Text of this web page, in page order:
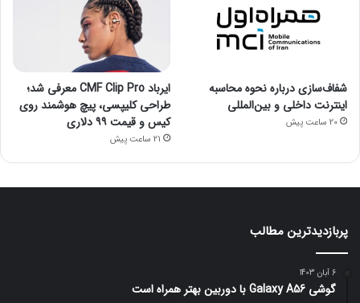
شفاف‌سازی درباره نحوه محاسبه
اینترنت داخلی و بین‌المللی
20 ساعت پیش
ایرباد CMF Clip Pro معرفی شد؛
طراحی کلیپسی، پیچ هوشمند روی
کیس و قیمت ۹۹ دلاری
21 ساعت پیش
پربازدیدترین مطالب
6 آبان 1403
گوشی Galaxy A56 با دوربین بهتر همراه است